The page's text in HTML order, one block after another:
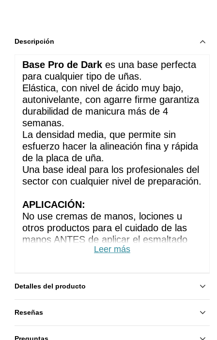
Descripción
Base Pro de Dark es una base perfecta
para cualquier tipo de uñas.
Elástica, con nivel de ácido muy bajo,
autonivelante, con agarre firme garantiza
durabilidad de manicura más de 4
semanas.
La densidad media, que permite sin
esfuerzo hacer la alineación fina y rápida
de la placa de uña.
Una base ideal para los profesionales del
sector con cualquier nivel de preparación.
APLICACIÓN:
No use cremas de manos, lociones u
otros productos para el cuidado de las
manos ANTES de aplicar el esmaltado
de la placa de la uña puliéndola
Limpie y desengrase las uñas con un
algodón sin pelusa empapado en
desgrasador
Leer más
Detalles del producto
Reseñas